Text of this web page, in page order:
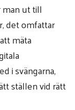
ut till
det omfattar
mäta
i svängarna,
ställen vid rätt